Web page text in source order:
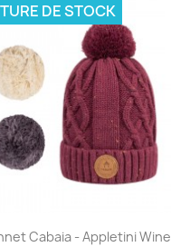
Aperçu rapide
Cabaia - Appletini Wine
DE STOCK